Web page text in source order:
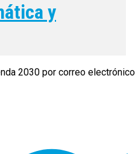
y
2030 por correo electrónico